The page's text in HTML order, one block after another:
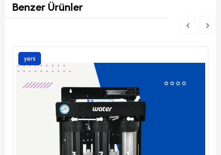
Benzer Ürünler
yeni
ürün